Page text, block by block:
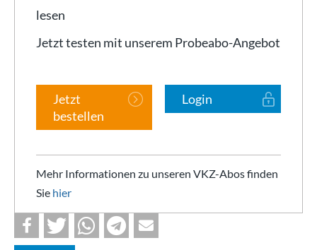
lesen
Jetzt testen mit unserem Probeabo-Angebot
Jetzt
bestellen
Login
Mehr Informationen zu unseren VKZ-Abos finden
Sie hier